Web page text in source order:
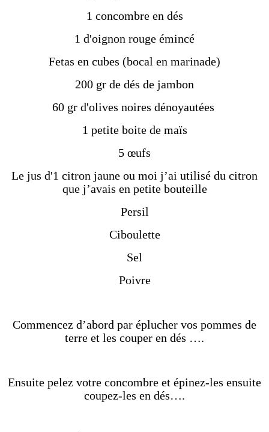
1 concombre en dés
1 d'oignon rouge émincé
Fetas en cubes (bocal en marinade)
200 gr de dés de jambon
60 gr d'olives noires dénoyautées
1 petite boite de maïs
5 œufs
Le jus d'1 citron jaune ou moi j’ai utilisé du citron
que j’avais en petite bouteille
Persil
Ciboulette
Sel
Poivre
Commencez d’abord par éplucher vos pommes de
terre et les couper en dés ….
Ensuite pelez votre concombre et épinez-les ensuite
coupez-les en dés….